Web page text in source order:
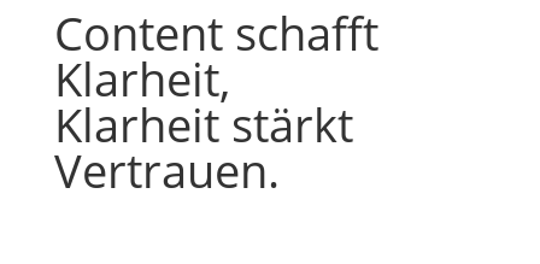
Content schafft
Klarheit,
Klarheit stärkt
Vertrauen.